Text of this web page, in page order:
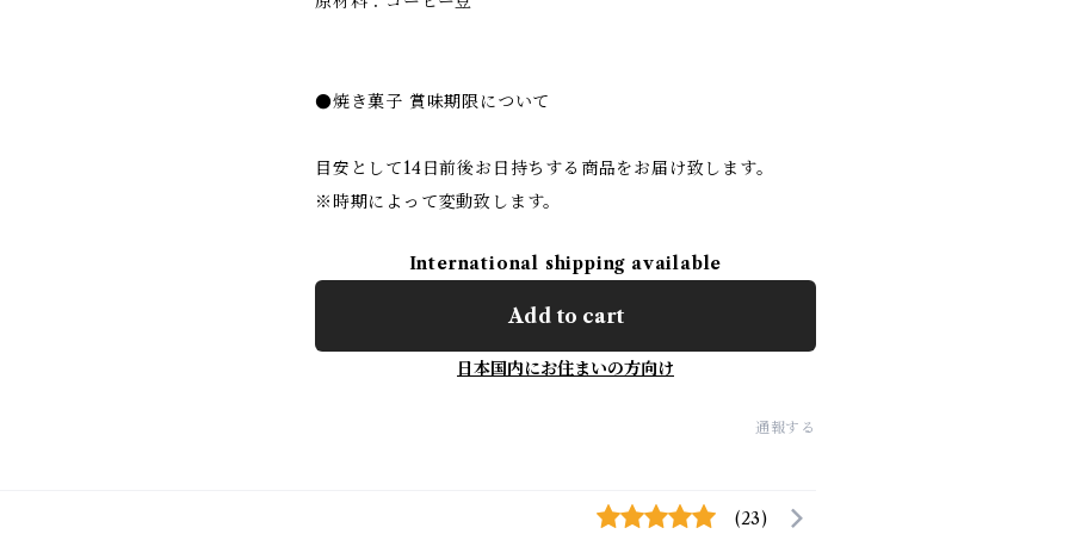
●焼き菓子 賞味期限について
目安として14日前後お日持ちする商品をお届け致します。
※時期によって変動致します。
International shipping available
Add to cart
日本国内にお住まいの方向け
通報する
(23)